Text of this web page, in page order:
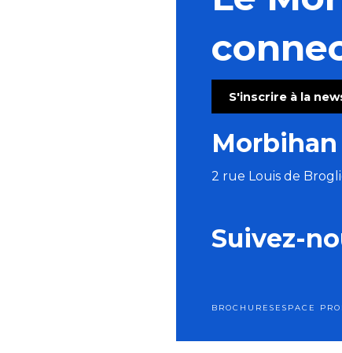
Concert : Kaz Hawkins - Hope Experiment
Stage de tapisserie en ameublement
La Côte Sauvage : un paysage et une biodiversité à
S'inscrire à la
2 rue Louis de
Suivez-
BROCHURES ESPACE PRO